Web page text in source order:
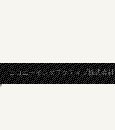
コロニーインタラクティブ株式会社